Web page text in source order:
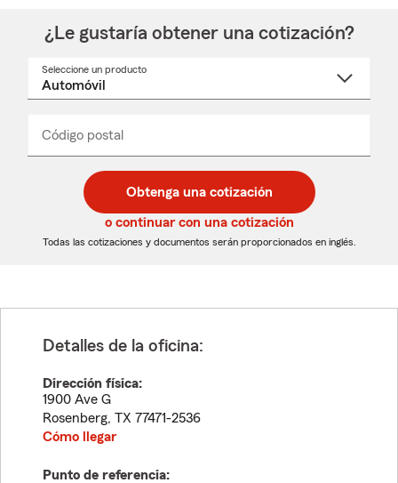
¿Le gustaría obtener una cotización?
Seleccione un producto
desplegable
Código postal
de
5
dígitos
de
5
dígitos
_____
Obtenga una cotización
o continuar con una cotización
Todas las cotizaciones y documentos serán proporcionados en inglés.
Detalles de la oficina:
Dirección física:
1900 Ave G
Rosenberg, TX 77471-2536
Cómo llegar
Punto de referencia: